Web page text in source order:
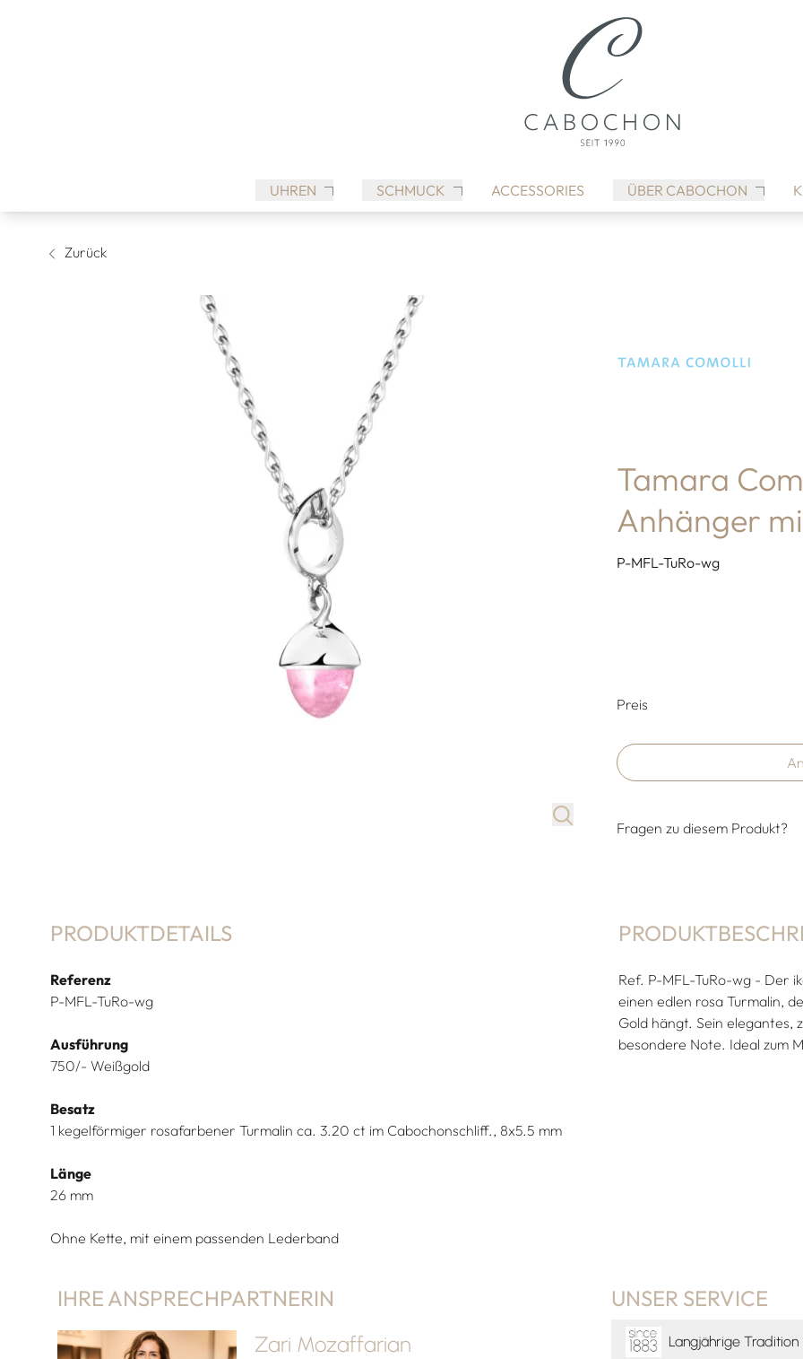
UHREN SCHMUCK ACCESSORIES ÜBER CABOCHON
Zurück
Tamara
Anhänger
P-MFL-TuRo-wg
Preis
Fragen zu diesem Produkt?
PRODUKTDETAILS
Referenz
P-MFL-TuRo-wg
Ausführung
750/- Weißgold
Besatz
1 kegelförmiger rosafarbener Turmalin ca. 3.20 ct im Cabochonschliff., 8x5.5 mm
Länge
26 mm
Ohne Kette, mit einem passenden Lederband
Ref. P-MFL-TuRo-wg - Der
einen edlen rosa Turmalin,
Gold hängt. Sein elegantes,
besondere Note. Ideal zum
IHRE ANSPRECHPARTNERIN
Zari Mozaffarian
UNSER SERVICE
Langjährige Tradition